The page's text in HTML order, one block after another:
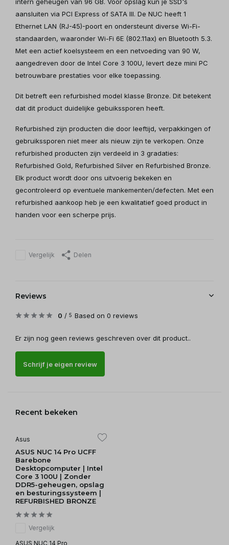
intern geheugen van 96 GB. Voor opslag kun je SSD's
aansluiten via PCI Express of SATA III. De NUC heeft 1
Ethernet LAN (RJ-45)-poort en ondersteunt diverse Wi-Fi-
standaarden, waaronder Wi-Fi 6E (802.11ax) en Bluetooth 5.3.
Met een actief koelsysteem en een netvoeding van 90 W,
aangedreven door de Intel Core 3 100U, levert deze mini PC
betrouwbare prestaties voor elke toepassing.
Dit betreft een refurbished model klasse Bronze. Dit betekent
dat dit product duidelijke gebuikssporen heeft.
Refurbished zijn producten die door leeftijd, verpakkingen of
gebruikssporen niet meer als nieuw zijn te verkopen. Onze
refurbished producten zijn verdeeld in 3 gradaties:
Refurbished Gold, Refurbished Silver en Refurbished Bronze.
Elk product wordt door ons uitvoerig bekeken en
gecontroleerd op eventuele mankementen/defecten. Met een
refurbished aankoop heb je een kwalitatief goed product in
handen voor een scherpe prijs.
Vergelijk Delen
Reviews
0 / 5 Based on 0 reviews
Er zijn nog geen reviews geschreven over dit product..
Schrijf je eigen review
Recent bekeken
Asus
ASUS NUC 14 Pro UCFF
Barebone
Desktopcomputer | Intel
Core 3 100U | Zonder
DDR5-geheugen, opslag
en besturingssysteem |
REFURBISHED BRONZE
Vergelijk
ASUS NUC 14 Pro